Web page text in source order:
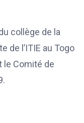
collège de la
de l’ITIE au Togo
le Comité de